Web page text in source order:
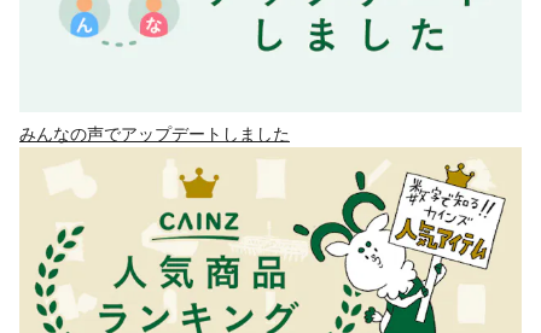
みんなの声でアップデートしました